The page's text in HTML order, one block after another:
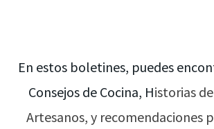
En estos boletines, puedes
Consejos de Cocina, Historias
Artesanos, y recomendaciones